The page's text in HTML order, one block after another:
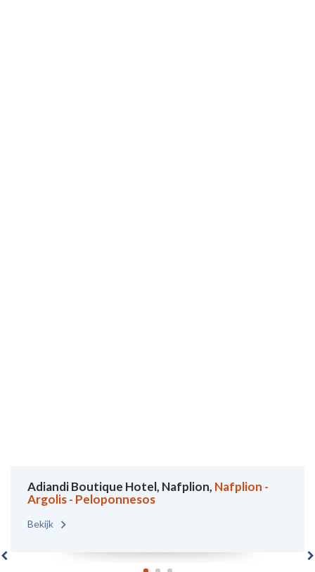
Adiandi Boutique Hotel, Nafplion, Nafplion -
Argolis - Peloponnesos
Bekijk